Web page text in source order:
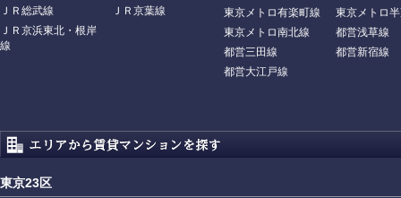
ＪＲ総武線
ＪＲ京葉線
ＪＲ京浜東北・根岸
線
東京メトロ有楽町線
東京メトロ
東京メトロ南北線
都営浅草線
都営三田線
都営新宿線
都営大江戸線
東京23区